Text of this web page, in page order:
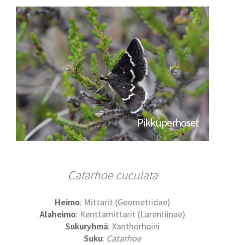
Pikkuperhoset
Catarhoe cuculata
Heimo: Mittarit (Geometridae)
Alaheimo: Kenttämittarit (Larentiinae)
Sukuryhmä: Xanthorhoini
Suku: Catarhoe